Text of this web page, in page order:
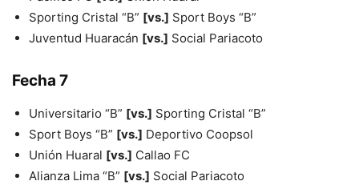
Sporting Cristal “B” [vs.] Sport Boys “B”
Juventud Huaracán [vs.] Social Pariacoto
Fecha 7
Universitario “B” [vs.] Sporting Cristal “B”
Sport Boys “B” [vs.] Deportivo Coopsol
Unión Huaral [vs.] Callao FC
Alianza Lima “B” [vs.] Social Pariacoto